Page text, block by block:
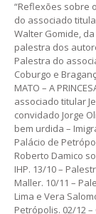
“Reflexões sobre
do associado
Walter Gomide,
palestra dos
Palestra do
Coburgo e
MATO – A
associado titular
convidado Jorge
bem urdida –
Palácio de
Roberto Damico
IHP. 13/10 –
Maller. 10/11 –
Lima e Vera
Petrópolis. 02/12